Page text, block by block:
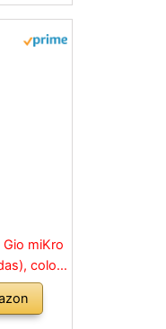
miKro
color